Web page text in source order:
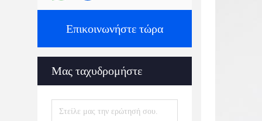
Επικοινωνήστε τώρα
Μας ταχυδρομήστε